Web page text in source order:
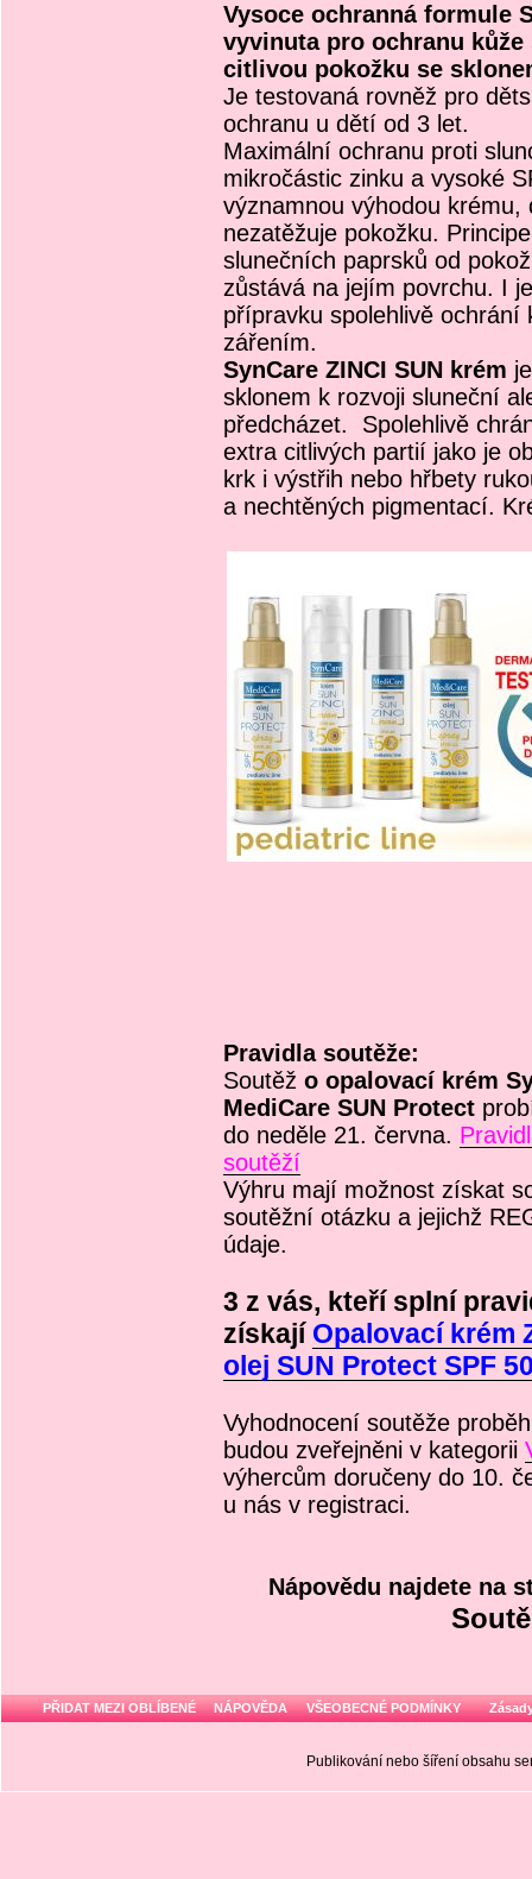
Vysoce ochranná formule
vyvinuta pro ochranu
citlivou pokožku se
Je testovaná rovněž pro
ochranu u dětí od 3 let.
Maximální ochranu proti
mikročástic zinku a vysoké
významnou výhodou
nezatěžuje pokožku.
slunečních paprsků od
zůstává na jejím povrchu. I
přípravku spolehlivě
zářením.
SynCare ZINCI SUN krém
sklonem k rozvoji sluneční
předcházet. Spolehlivě
extra citlivých partií jako je
krk i výstřih nebo hřbety
a nechtěných pigmentací.
Pravidla soutěže:
Soutěž o opalovací krém
MediCare SUN Protect
do neděle 21. června.
soutěží
Výhru mají možnost získat
soutěžní otázku a jejichž
údaje.
3 z vás, kteří splní
získají Opalovací krém
olej SUN Protect SPF
Vyhodnocení soutěže
budou zveřejněni v kategorii
výhercům doručeny do 10.
u nás v registraci.
Nápovědu najdete na
PŘIDAT MEZI OBLÍBENÉ NÁPOVĚDA VŠEOBECNÉ PODMÍNKY
Publikování nebo šíření obsahu